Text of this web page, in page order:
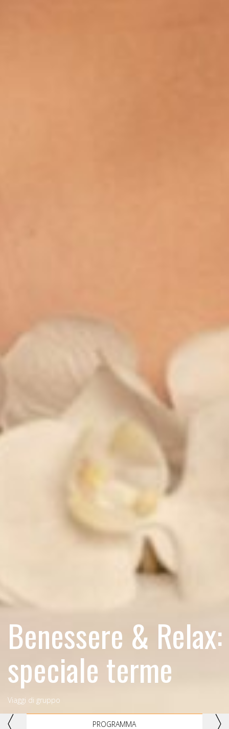
Benessere & Relax:
speciale terme
Viaggi di gruppo
PROGRAMMA